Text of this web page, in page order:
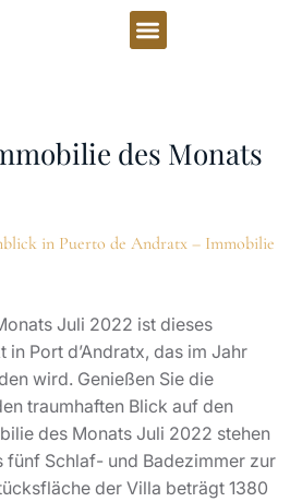
des Monats
in Puerto de Andratx – Immobilie
Juli 2022 ist dieses
Port d’Andratx, das im Jahr
wird. Genießen Sie die
traumhaften Blick auf den
des Monats Juli 2022 stehen
fünf Schlaf- und Badezimmer zur
der Villa beträgt 1380